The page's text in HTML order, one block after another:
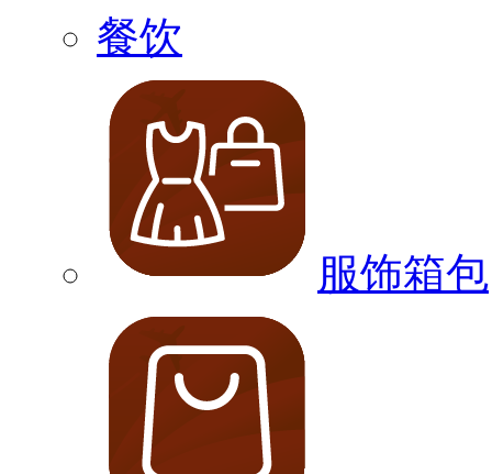
餐饮
服饰箱包